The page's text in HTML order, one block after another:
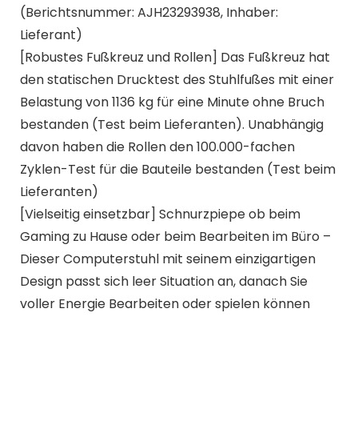
(Berichtsnummer: AJH23293938, Inhaber:
Lieferant)
[Robustes Fußkreuz und Rollen] Das Fußkreuz hat
den statischen Drucktest des Stuhlfußes mit einer
Belastung von 1136 kg für eine Minute ohne Bruch
bestanden (Test beim Lieferanten). Unabhängig
davon haben die Rollen den 100.000-fachen
Zyklen-Test für die Bauteile bestanden (Test beim
Lieferanten)
[Vielseitig einsetzbar] Schnurzpiepe ob beim
Gaming zu Hause oder beim Bearbeiten im Büro –
Dieser Computerstuhl mit seinem einzigartigen
Design passt sich leer Situation an, danach Sie
voller Energie Bearbeiten oder spielen können